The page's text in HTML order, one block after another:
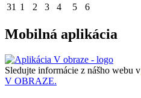
31 1 2 3 4 5 6
Mobilná aplikácia
Sledujte informácie z nášho webu v
V OBRAZE.